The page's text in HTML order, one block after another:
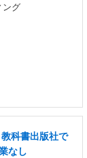
ング
科書出版社で
なし